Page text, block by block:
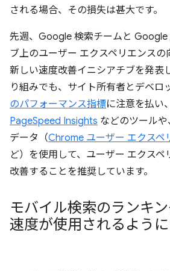
される場合、その損失は甚大です。
先週、Google 検索チームと Google
ブ上のユーザー エクスペリエンスの
新しい速度改善イニシアチブを発表
り組みでも、サイト所有者とデベロ
のパフォーマンス指標に注意を払い、
PageSpeed Insights などのツール
データ（Chrome ユーザー エクスペ
ど）を使用して、ユーザー エクスペ
改善することを推奨しています。
モバイル検索のランキ
速度が使用されるよう